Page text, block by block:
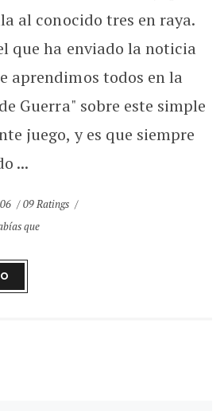
al conocido tres en raya.
que ha enviado la noticia
aprendimos todos en la
Guerra" sobre este simple
juego, y es que siempre
...
09 Ratings
que